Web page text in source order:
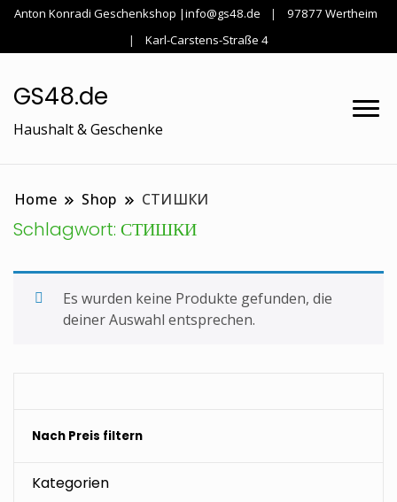
Anton Konradi Geschenkshop |info@gs48.de
97877 Wertheim
Karl-Carstens-Straße 4
GS48.de
Haushalt & Geschenke
Home Shop СТИШКИ
Schlagwort: СТИШКИ
Es wurden keine Produkte gefunden, die
deiner Auswahl entsprechen.
Nach Preis filtern
Kategorien